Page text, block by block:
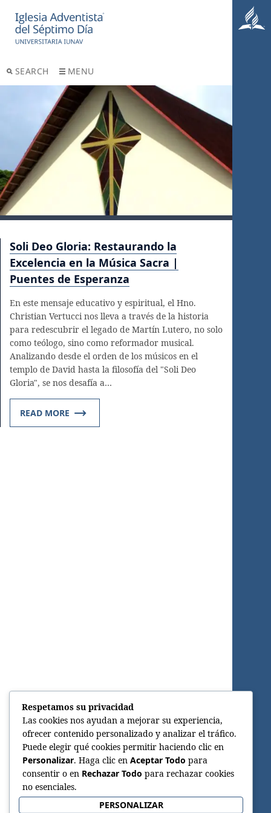
SEARCH MENU
Soli Deo Gloria: Restaurando la
Excelencia en la Música Sacra |
Puentes de Esperanza
En este mensaje educativo y espiritual, el Hno.
Christian Vertucci nos lleva a través de la historia
para redescubrir el legado de Martín Lutero, no solo
como teólogo, sino como reformador musical.
Analizando desde el orden de los músicos en el
templo de David hasta la filosofía del "Soli Deo
Gloria", se nos desafía a…
READ MORE
Respetamos su privacidad
Las cookies nos ayudan a mejorar su experiencia,
ofrecer contenido personalizado y analizar el tráfico.
Puede elegir qué cookies permitir haciendo clic en
Personalizar. Haga clic en Aceptar Todo para
consentir o en Rechazar Todo para rechazar cookies
no esenciales.
PERSONALIZAR